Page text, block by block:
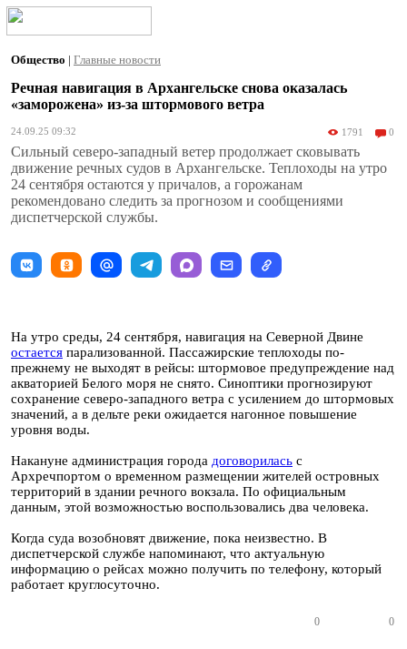
Общество | Главные новости
Речная навигация в Архангельске снова оказалась
«заморожена» из-за штормового ветра
24.09.25 09:32 1791 0
Сильный северо-западный ветер продолжает сковывать
движение речных судов в Архангельске. Теплоходы на утро
24 сентября остаются у причалов, а горожанам
рекомендовано следить за прогнозом и сообщениями
диспетчерской службы.
На утро среды, 24 сентября, навигация на Северной Двине
остается парализованной. Пассажирские теплоходы по-
прежнему не выходят в рейсы: штормовое предупреждение над
акваторией Белого моря не снято. Синоптики прогнозируют
сохранение северо-западного ветра с усилением до штормовых
значений, а в дельте реки ожидается нагонное повышение
уровня воды.
Накануне администрация города договорилась с
Архречпортом о временном размещении жителей островных
территорий в здании речного вокзала. По официальным
данным, этой возможностью воспользовались два человека.
Когда суда возобновят движение, пока неизвестно. В
диспетчерской службе напоминают, что актуальную
информацию о рейсах можно получить по телефону, который
работает круглосуточно.
0 0